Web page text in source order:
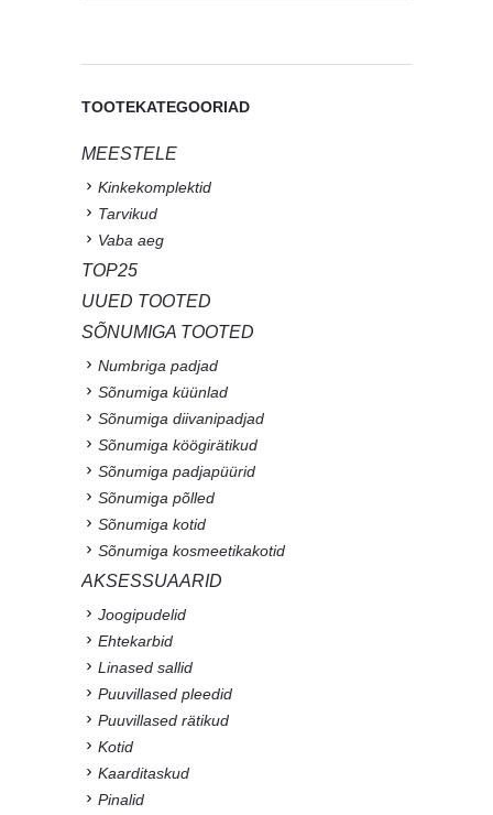
TOOTEKATEGOORIAD
MEESTELE
Kinkekomplektid
Tarvikud
Vaba aeg
TOP25
UUED TOOTED
SÕNUMIGA TOOTED
Numbriga padjad
Sõnumiga küünlad
Sõnumiga diivanipadjad
Sõnumiga köögirätikud
Sõnumiga padjapüürid
Sõnumiga põlled
Sõnumiga kotid
Sõnumiga kosmeetikakotid
AKSESSUAARID
Joogipudelid
Ehtekarbid
Linased sallid
Puuvillased pleedid
Puuvillased rätikud
Kotid
Kaarditaskud
Pinalid